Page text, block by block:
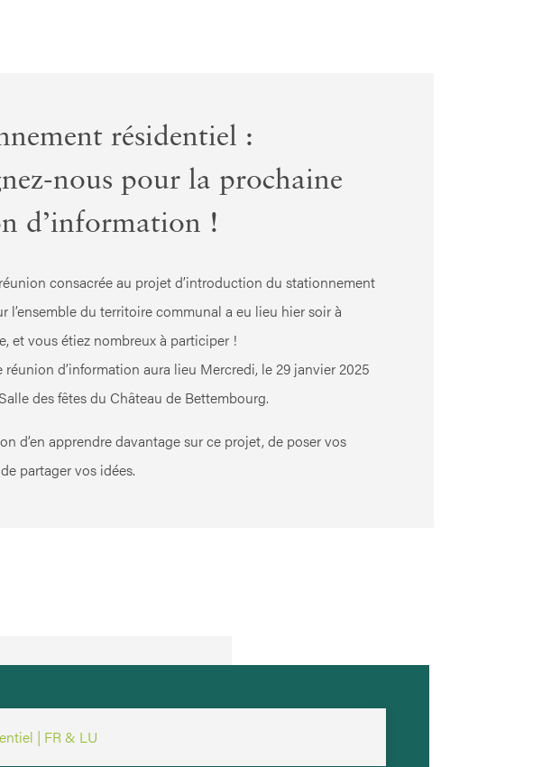
résidentiel :
nous pour la prochaine
d’information !
consacrée au projet d’introduction du stationnement
l’ensemble du territoire communal a eu lieu hier soir à
et vous étiez nombreux à participer !
réunion d’information aura lieu Mercredi, le 29 janvier 2025
des fêtes du Château de Bettembourg.
d’en apprendre davantage sur ce projet, de poser vos
partager vos idées.
| FR & LU